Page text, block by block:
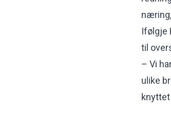
Ifølgje
til
– Vi
ulike